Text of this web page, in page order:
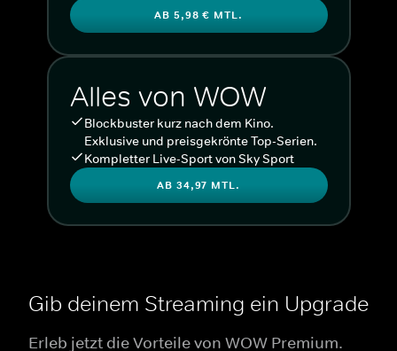
AB 5,98 € MTL.
Alles von WOW
Blockbuster kurz nach dem Kino.
Exklusive und preisgekrönte Top-Serien.
Kompletter Live-Sport von Sky Sport
AB 34,97 MTL.
Gib deinem Streaming ein Upgrade
Erleb jetzt die Vorteile von WOW Premium.